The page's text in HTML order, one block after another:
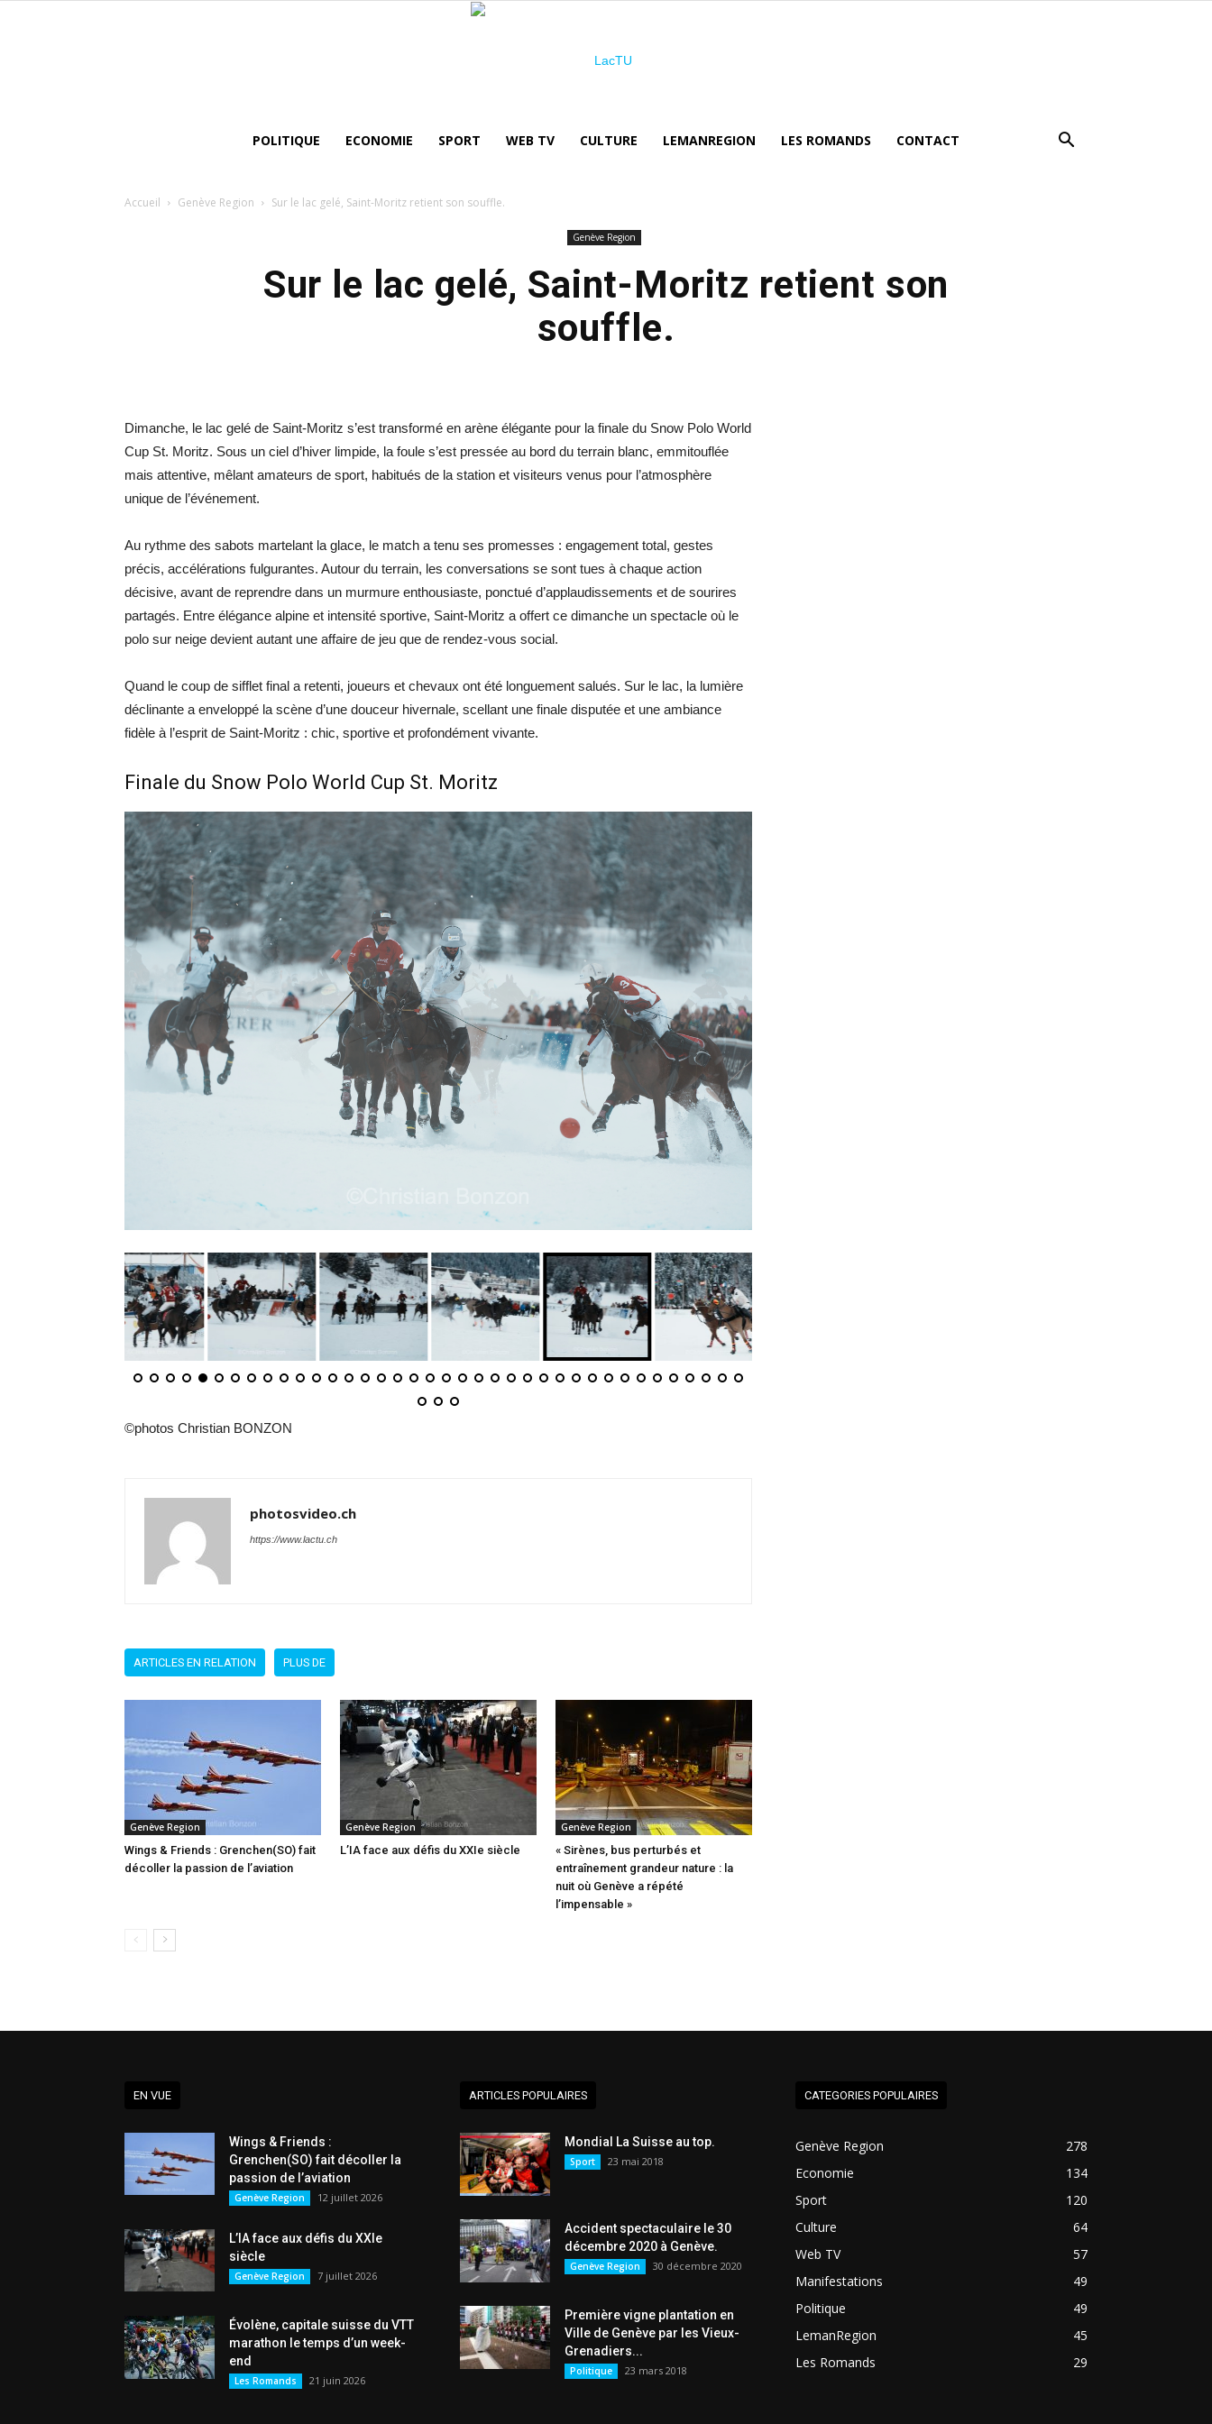
POLITIQUE ECONOMIE SPORT WEB TV CULTURE LEMANREGION LES ROMANDS CONTACT
Accueil Genève Region Sur le lac gelé, Saint-Moritz retient son souffle.
Genève Region
Sur le lac gelé, Saint-Moritz retient son
souffle.
Dimanche, le lac gelé de Saint-Moritz s’est transformé en arène élégante pour la finale du Snow Polo World
Cup St. Moritz. Sous un ciel d’hiver limpide, la foule s’est pressée au bord du terrain blanc, emmitouflée
mais attentive, mêlant amateurs de sport, habitués de la station et visiteurs venus pour l’atmosphère
unique de l’événement.
Au rythme des sabots martelant la glace, le match a tenu ses promesses : engagement total, gestes
précis, accélérations fulgurantes. Autour du terrain, les conversations se sont tues à chaque action
décisive, avant de reprendre dans un murmure enthousiaste, ponctué d’applaudissements et de sourires
partagés. Entre élégance alpine et intensité sportive, Saint-Moritz a offert ce dimanche un spectacle où le
polo sur neige devient autant une affaire de jeu que de rendez-vous social.
Quand le coup de sifflet final a retenti, joueurs et chevaux ont été longuement salués. Sur le lac, la lumière
déclinante a enveloppé la scène d’une douceur hivernale, scellant une finale disputée et une ambiance
fidèle à l’esprit de Saint-Moritz : chic, sportive et profondément vivante.
Finale du Snow Polo World Cup St. Moritz
©photos Christian BONZON
photosvideo.ch
https://www.lactu.ch
ARTICLES EN RELATION PLUS DE
Genève Region
Wings & Friends : Grenchen(SO) fait
décoller la passion de l’aviation
Genève Region
L’IA face aux défis du XXIe siècle
Genève Region
« Sirènes, bus perturbés et
entraînement grandeur nature : la
nuit où Genève a répété
l’impensable »
EN VUE
Wings & Friends :
Grenchen(SO) fait décoller la
passion de l’aviation
Genève Region 12 juillet 2026
L’IA face aux défis du XXIe
siècle
Genève Region 7 juillet 2026
Évolène, capitale suisse du VTT
marathon le temps d’un week-
end
Les Romands 21 juin 2026
ARTICLES POPULAIRES
Mondial La Suisse au top.
Sport 23 mai 2018
Accident spectaculaire le 30
décembre 2020 à Genève.
Genève Region 30 décembre 2020
Première vigne plantation en
Ville de Genève par les Vieux-
Grenadiers...
Politique 23 mars 2018
CATEGORIES POPULAIRES
Genève Region
278
Economie
134
Sport
120
Culture
64
Web TV
57
Manifestations
49
Politique
49
LemanRegion
45
Les Romands
29